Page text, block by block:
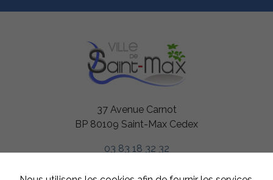
37 Avenue Carnot
BP 80109 Saint-Max Cedex
03 83 18 32 32Ces cookies
sont utiles au
fonctionnement